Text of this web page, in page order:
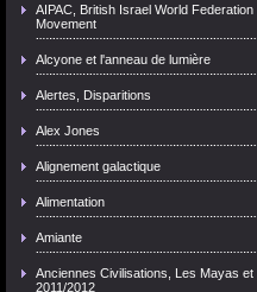
AIPAC, British Israel World Federation
Movement
Alcyone et l'anneau de lumière
Alertes, Disparitions
Alex Jones
Alignement galactique
Alimentation
Amiante
Anciennes Civilisations, Les Mayas et
2011/2012